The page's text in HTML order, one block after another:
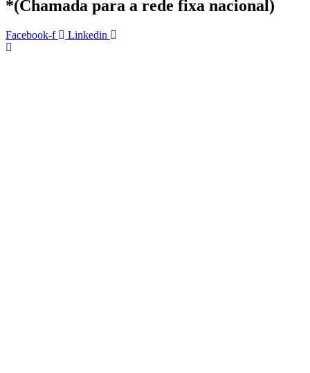
*(Chamada para a rede fixa nacional)
Facebook-f Linkedin